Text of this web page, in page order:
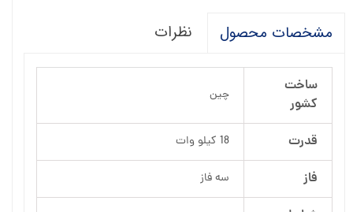
مشخصات محصول نظرات
ساخت
کشور
چین
قدرت 18 کیلو وات
فاز سه فاز